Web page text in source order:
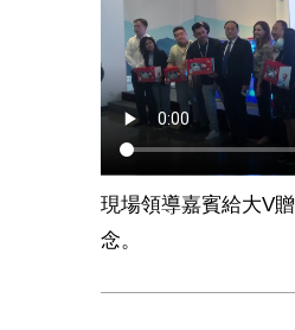
現場領導嘉賓給大V
念。